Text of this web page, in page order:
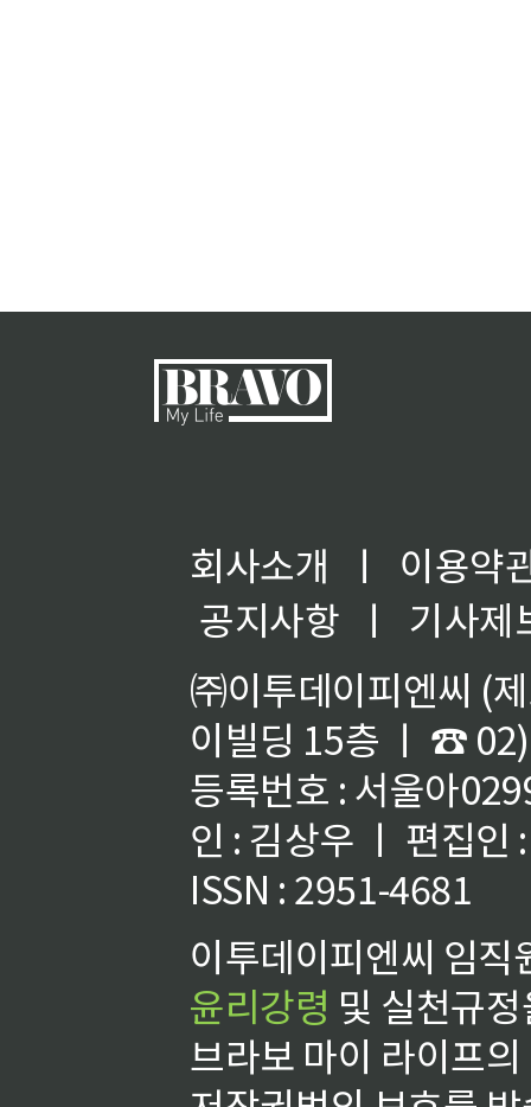
회사소개 ㅣ
이용약
공지사항
ㅣ
기사제
㈜이투데이피엔씨 (
이빌딩 15층 ㅣ ☎
등록번호 : 서울아
인 : 김상우 ㅣ 편집인
ISSN : 2951-4681
이투데이피엔씨 임
윤리강령 및 실천규
브라보 마이 라이프